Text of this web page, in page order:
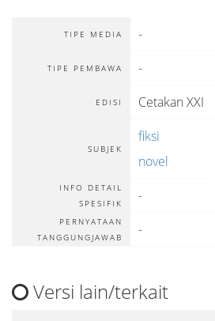
TIPE MEDIA -
TIPE PEMBAWA -
EDISI Cetakan XXI
SUBJEK
fiksi
novel
INFO DETAIL
SPESIFIK
-
PERNYATAAN
TANGGUNGJAWAB
-
Versi lain/terkait